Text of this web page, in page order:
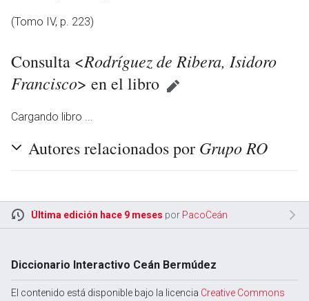
(Tomo IV, p. 223)
Consulta <Rodríguez de Ribera, Isidoro
Francisco> en el libro
Cargando libro ...
Autores relacionados por Grupo RO
Última edición hace 9 meses por PacoCeán
Diccionario Interactivo Ceán Bermúdez
El contenido está disponible bajo la licencia Creative Commons